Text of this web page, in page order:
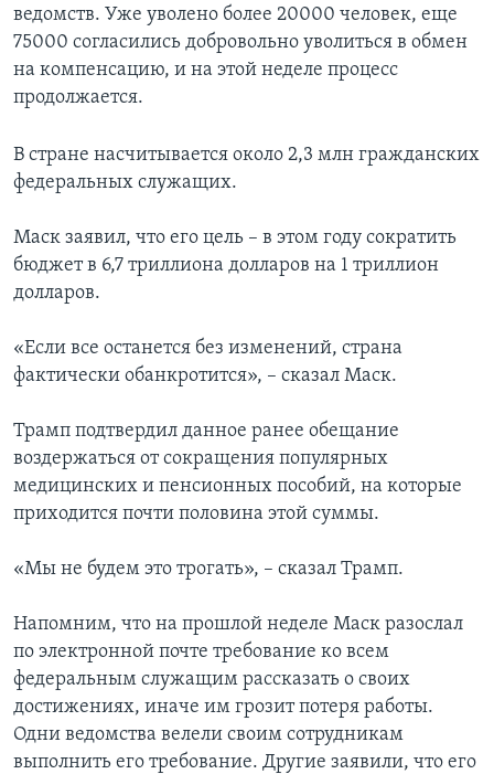
ведомств. Уже уволено более 20000 человек, еще
75000 согласились добровольно уволиться в обмен
на компенсацию, и на этой неделе процесс
продолжается.
В стране насчитывается около 2,3 млн гражданских
федеральных служащих.
Маск заявил, что его цель – в этом году сократить
бюджет в 6,7 триллиона долларов на 1 триллион
долларов.
«Если все останется без изменений, страна
фактически обанкротится», – сказал Маск.
Трамп подтвердил данное ранее обещание
воздержаться от сокращения популярных
медицинских и пенсионных пособий, на которые
приходится почти половина этой суммы.
«Мы не будем это трогать», – сказал Трамп.
Напомним, что на прошлой неделе Маск разослал
по электронной почте требование ко всем
федеральным служащим рассказать о своих
достижениях, иначе им грозит потеря работы.
Одни ведомства велели своим сотрудникам
выполнить его требование. Другие заявили, что его